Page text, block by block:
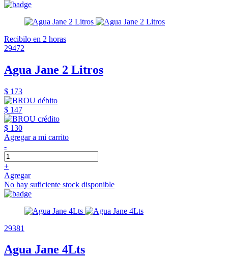
Recibilo en 2 horas
29472
Agua Jane 2 Litros
$ 173
$ 147
$ 130
Agregar a mi carrito
-
+
Agregar
No hay suficiente stock disponible
29381
Agua Jane 4Lts